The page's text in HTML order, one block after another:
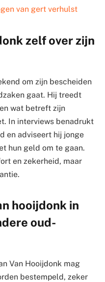
van gert verhulst
zelf over zijn
om zijn bescheiden
gaat. Hij treedt
wat betreft zijn
In interviews benadrukt
en adviseert hij jonge
hun geld om te gaan.
en zekerheid, maar
hooijdonk in
oud-
Van Hooijdonk mag
bestempeld, zeker